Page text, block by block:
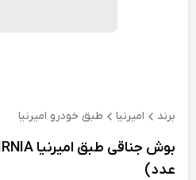
برند امیرنیا طبق خودرو امیرنیا
عدد)